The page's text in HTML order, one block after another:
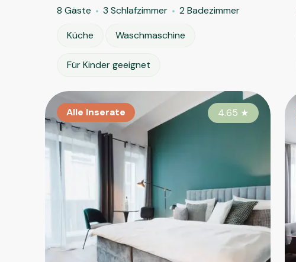
8 Gäste 3 Schlafzimmer
2 Badezimmer
Küche
Waschmaschine
Für Kinder geeignet
Alle Inserate 4.65 ★